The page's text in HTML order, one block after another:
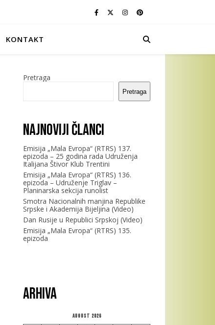
KONTAKT
Pretraga
Pretraga
Najnoviji članci
Emisija „Mala Evropa“ (RTRS) 137.
epizoda – 25 godina rada Udruženja
Italijana Štivor Klub Trentini
Emisija „Mala Evropa“ (RTRS) 136.
epizoda – Udruženje Triglav –
Planinarska sekcija runolist
Smotra Nacionalnih manjina Republike
Srpske i Akademija Bijeljina (Video)
Dan Rusije u Republici Srpskoj (Video)
Emisija „Mala Evropa“ (RTRS) 135.
epizoda
Arhiva
August 2026